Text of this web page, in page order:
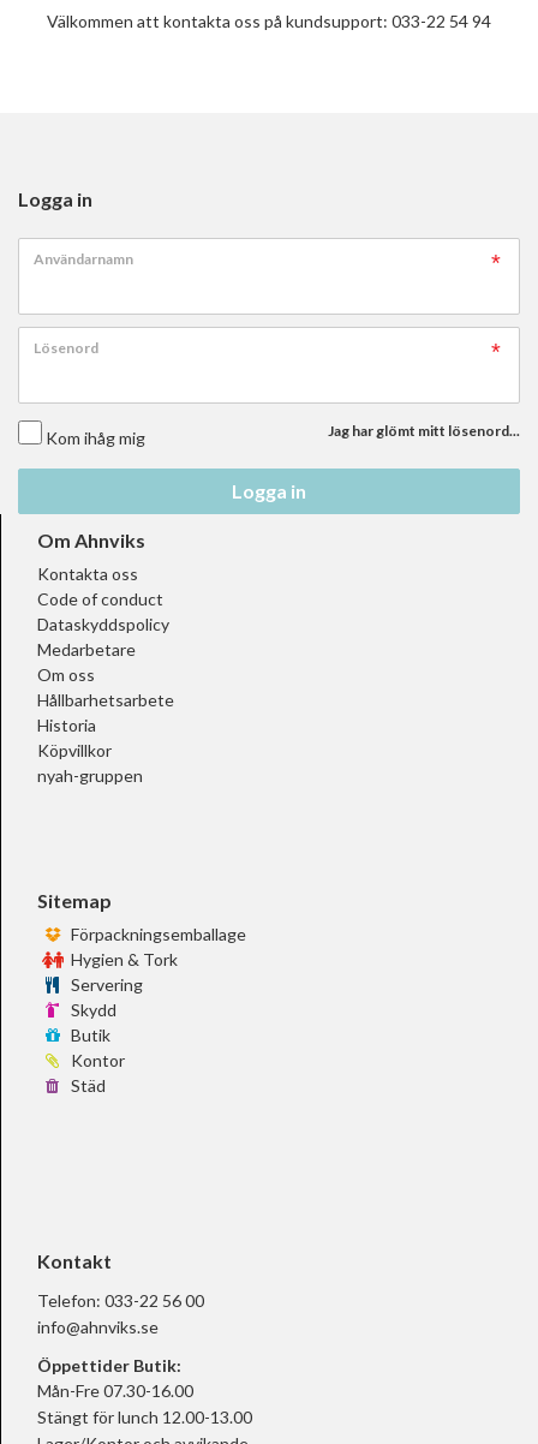
Välkommen att kontakta oss på kundsupport: 033-22 54 94
Logga in
Användarnamn
Lösenord
Kom ihåg mig Jag har glömt mitt lösenord...
Logga in
Om Ahnviks
Kontakta oss
Code of conduct
Dataskyddspolicy
Medarbetare
Om oss
Hållbarhetsarbete
Historia
Köpvillkor
nyah-gruppen
Sitemap
Förpackningsemballage
Hygien & Tork
Servering
Skydd
Butik
Kontor
Städ
Kontakt
Telefon: 033-22 56 00
info@ahnviks.se
Öppettider Butik:
Mån-Fre 07.30-16.00
Stängt för lunch 12.00-13.00